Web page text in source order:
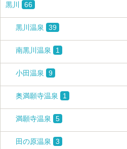
黒川 66
黒川温泉 39
南黒川温泉 1
小田温泉 9
奥満願寺温泉 1
満願寺温泉 5
田の原温泉 3